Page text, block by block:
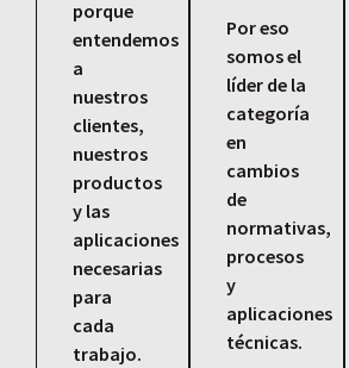
porque
entendemos
a
nuestros
clientes,
nuestros
productos
y las
aplicaciones
necesarias
para
cada
trabajo.
Por eso
somos el
líder de la
categoría
en
cambios
de
normativas,
procesos
y
aplicaciones
técnicas.